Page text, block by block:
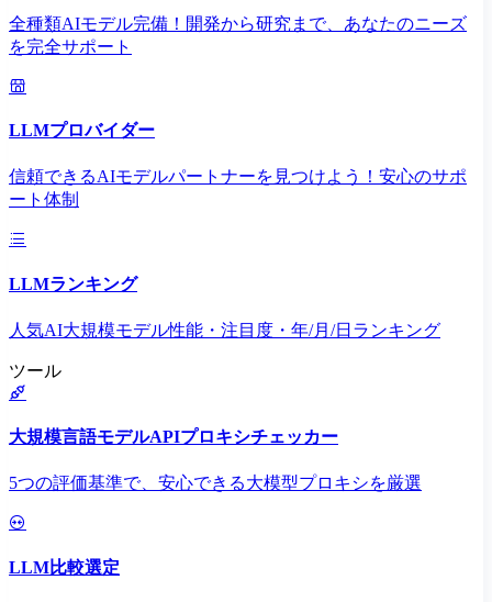
全種類AIモデル完備！開発から研究まで、あなたのニーズ
を完全サポート
LLMプロバイダー
信頼できるAIモデルパートナーを見つけよう！安心のサポ
ート体制
LLMランキング
人気AI大規模モデル性能・注目度・年/月/日ランキング
ツール
大規模言語モデルAPIプロキシチェッカー
5つの評価基準で、安心できる大模型プロキシを厳選
LLM比較選定